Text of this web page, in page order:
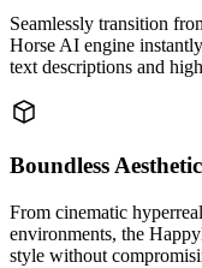
Seamlessly transition
Horse AI engine
text descriptions and
Boundless
From cinematic
environments, the
style without